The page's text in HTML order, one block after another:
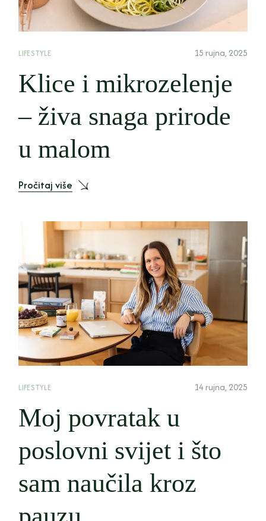
LIFESTYLE 15 rujna, 2025
Klice i mikrozelenje
– živa snaga prirode
u malom
Pročitaj više
LIFESTYLE 14 rujna, 2025
Moj povratak u
poslovni svijet i što
sam naučila kroz